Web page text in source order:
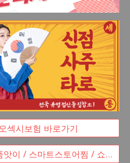
섹시보험 바로가기
오섹시스토어 - 각종품앗이 / 스마트스토어찜 / 쇼핑몰창업 바로가기